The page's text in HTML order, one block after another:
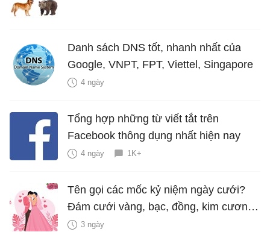
Danh sách DNS tốt, nhanh nhất của
Google, VNPT, FPT, Viettel, Singapore
4 ngày
Tổng hợp những từ viết tắt trên
Facebook thông dụng nhất hiện nay
4 ngày 1K+
Tên gọi các mốc kỷ niệm ngày cưới?
Đám cưới vàng, bạc, đồng, kim cương
là bao nhiêu năm?
3 ngày